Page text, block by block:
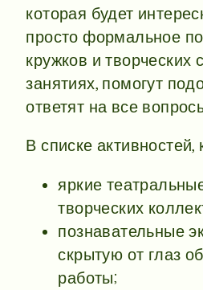
которая будет
просто формальное
кружков и творческих
занятиях, помогут
ответят на все
В списке
яркие
творческих
познавательные
скрытую от глаз
работы;